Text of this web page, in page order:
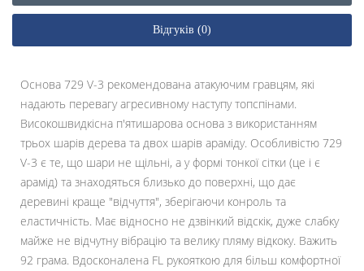
Відгуків (0)
Основа 729 V-3 рекомендована атакуючим гравцям, які
надають перевагу агресивному наступу топспінами.
Високошвидкісна п'ятишарова основа з використанням
трьох шарів дерева та двох шарів араміду. Особливістю 729
V-3 є те, що шари не щільні, а у формі тонкої сітки (це і є
арамід) та знаходяться близько до поверхні, що дає
деревині краще "відчуття", зберігаючи конроль та
еластичність. Має відносно не дзвінкий відскік, дуже слабку
майже не відчутну вібрацію та велику пляму відкоку. Важить
92 грама. Вдосконалена FL рукояткою для більш комфортної